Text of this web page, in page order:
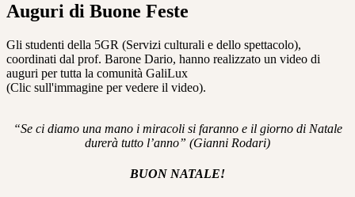
Auguri di Buone Feste
Gli studenti della 5GR (Servizi culturali e dello spettacolo),
coordinati dal prof. Barone Dario, hanno realizzato un video di
auguri per tutta la comunità GaliLux
(Clic sull'immagine per vedere il video).
“Se ci diamo una mano i miracoli si faranno e il giorno di Natale
durerà tutto l’anno” (Gianni Rodari)
BUON NATALE!